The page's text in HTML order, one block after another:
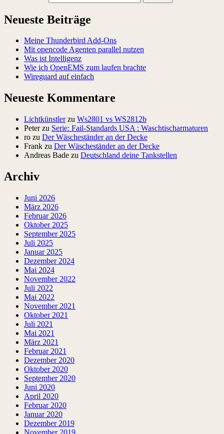
Neueste Beiträge
Meine Thunderbird Add-Ons
Mit opencode Agenten parallel nutzen
Was ist Intelligenz
Wie ich OpenEMS zum laufen brachte
Wireguard auf einfach
Neueste Kommentare
Lichtkünstlerzu Ws2801 vs WS2812b
Peterzu Serie: Fail-Standards USA : Waschtischarmaturen
ro zu Der Wäscheständer an der Decke
Frank zu Der Wäscheständer an der Decke
Andreas Bade zu Deutschland deine Tankstellen
Archiv
Juni 2026
März 2026
Februar 2026
Oktober 2025
September 2025
Juli 2025
Januar 2025
Dezember 2024
Mai 2024
November 2022
Juli 2022
Mai 2022
November 2021
Oktober 2021
Juli 2021
Mai 2021
März 2021
Februar 2021
Dezember 2020
Oktober 2020
September 2020
Juni 2020
April 2020
Februar 2020
Januar 2020
Dezember 2019
November 2019